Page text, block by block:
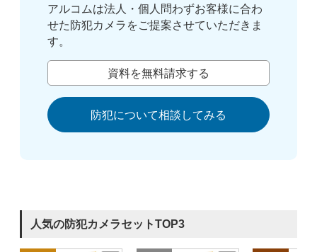
アルコムは法人・個人問わずお客様に合わ
せた防犯カメラをご提案させていただきま
す。
資料を無料請求する
防犯について相談してみる
人気の防犯カメラセットTOP3